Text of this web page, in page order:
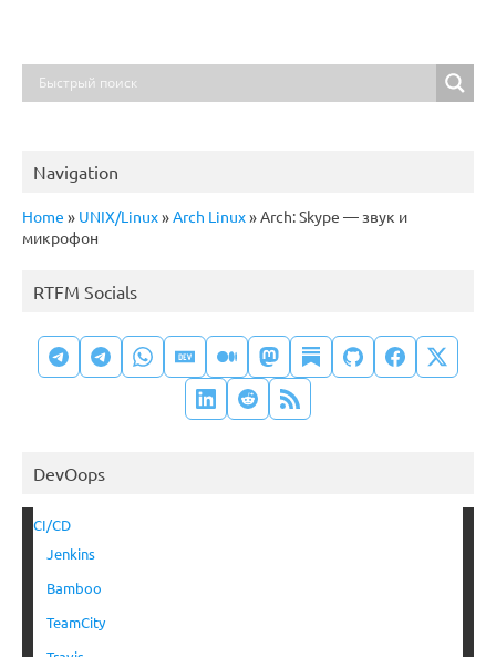
Navigation
Home » UNIX/Linux»Arch Linux»Arch: Skype — звук и
микрофон
RTFM Socials
DevOops
CI/CD
Jenkins
Bamboo
TeamCity